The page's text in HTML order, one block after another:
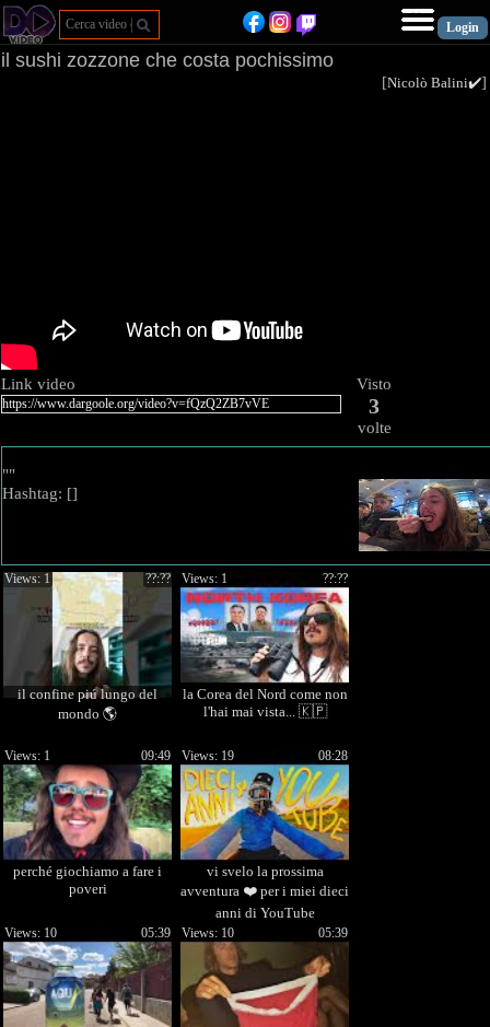
il sushi zozzone che costa pochissimo
[Nicolò Balini✔️]
Link video Visto
3
volte
""
Hashtag: []
il confine piú lungo del
mondo 🌎
??:??
Views: 1
la Corea del Nord come non
l'hai mai vista... 🇰🇵
??:??
Views: 1
perché giochiamo a fare i
poveri
09:49
Views: 1
vi svelo la prossima
avventura ❤️ per i miei dieci
anni di YouTube
08:28
Views: 19
05:39
Views: 10 05:39
Views: 10